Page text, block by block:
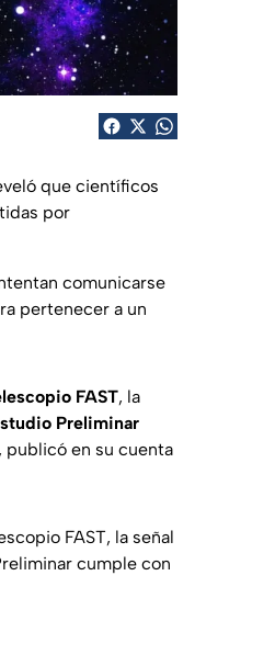
que científicos
por
comunicarse
pertenecer a un
FAST, la
Preliminar
publicó en su cuenta
FAST, la señal
cumple con